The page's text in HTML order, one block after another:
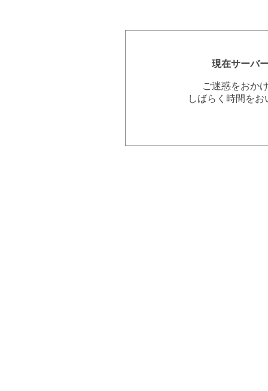
現在サーバ
ご迷惑をおか
しばらく時間を